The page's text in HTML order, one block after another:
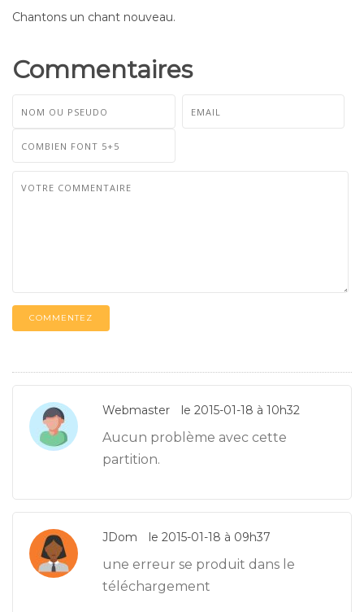
Chantons un chant nouveau.
Commentaires
COMMENTEZ
Webmaster le 2015-01-18 à 10h32
Aucun problème avec cette
partition.
JDom le 2015-01-18 à 09h37
une erreur se produit dans le
téléchargement